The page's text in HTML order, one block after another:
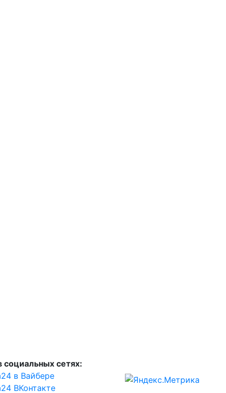
сетях:
в Вайбере
ВКонтакте